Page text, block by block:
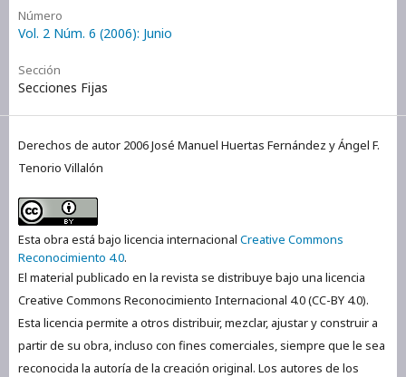
Número
Vol. 2 Núm. 6 (2006): Junio
Sección
Secciones Fijas
Derechos de autor 2006 José Manuel Huertas Fernández y Ángel F.
Tenorio Villalón
Esta obra está bajo licencia internacional Creative Commons
Reconocimiento 4.0.
El material publicado en la revista se distribuye bajo una licencia
Creative Commons Reconocimiento Internacional 4.0 (CC-BY 4.0).
Esta licencia permite a otros distribuir, mezclar, ajustar y construir a
partir de su obra, incluso con fines comerciales, siempre que le sea
reconocida la autoría de la creación original. Los autores de los